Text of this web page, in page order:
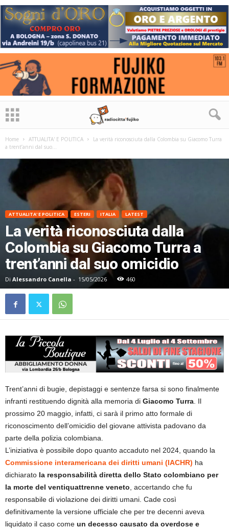
Home ATTUALITA' E POLITICA
La verità riconosciuta dalla Colombia su Giacomo Turra
a trent’anni dal suo...
ATTUALITA' E POLITICA ESTERI ITALIA LATEST
La verità riconosciuta dalla
Colombia su Giacomo Turra a
trent’anni dal suo omicidio
Di Alessandro Canella - 15/05/2026 460
Trent’anni di bugie, depistaggi e sentenze farsa si sono finalmente
infranti restituendo dignità alla memoria di Giacomo Turra. Il
prossimo 20 maggio, infatti, ci sarà il primo atto formale di
riconoscimento dell’omicidio del giovane attivista padovano da
parte della polizia colombiana.
L’iniziativa è possibile dopo quanto accaduto nel 2024, quando la
Commissione interamericana dei diritti umani (IACHR) ha
dichiarato la responsabilità diretta dello Stato colombiano per
la morte del ventiquattrenne veneto, accertando che fu
responsabile di violazione dei diritti umani. Cade così
definitivamente la versione ufficiale che per tre decenni aveva
liquidato il caso come un decesso causato da overdose e